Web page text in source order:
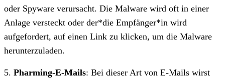
oder Spyware verursacht. Die Malware wird oft in einer
Anlage versteckt oder der*die Empfänger*in wird
aufgefordert, auf einen Link zu klicken, um die Malware
herunterzuladen.
5. Pharming-E-Mails: Bei dieser Art von E-Mails wirst